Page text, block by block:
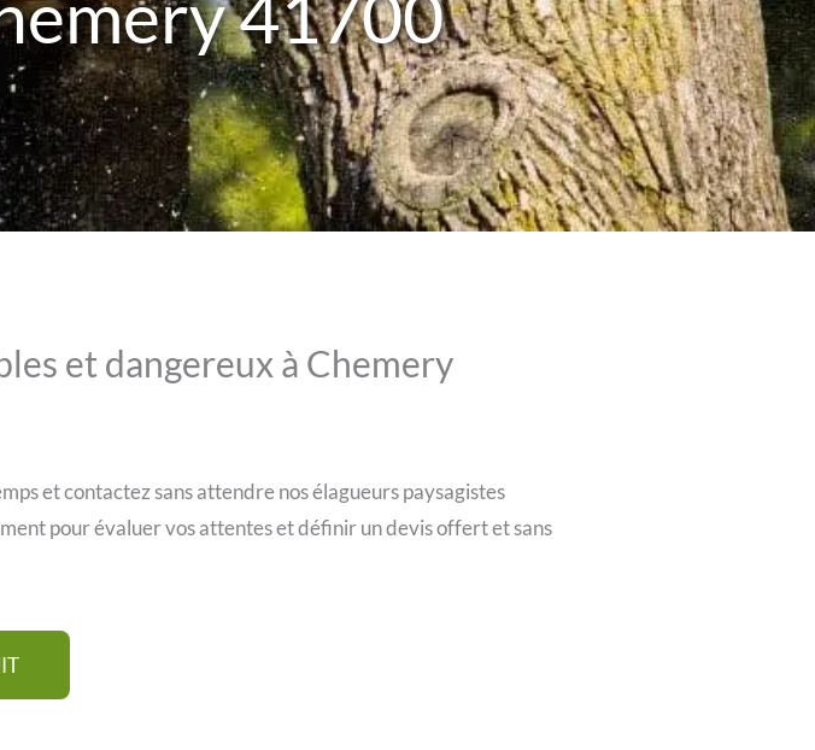
et dangereux à Chemery
et contactez sans attendre nos élagueurs paysagistes
pour évaluer vos attentes et définir un devis offert et sans